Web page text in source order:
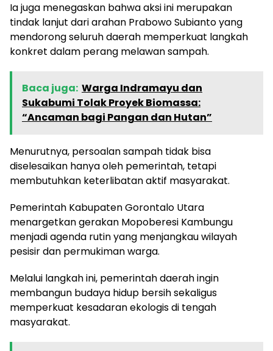
Ia juga menegaskan bahwa aksi ini merupakan
tindak lanjut dari arahan Prabowo Subianto yang
mendorong seluruh daerah memperkuat langkah
konkret dalam perang melawan sampah.
Baca juga: Warga Indramayu dan
Sukabumi Tolak Proyek Biomassa:
“Ancaman bagi Pangan dan Hutan”
Menurutnya, persoalan sampah tidak bisa
diselesaikan hanya oleh pemerintah, tetapi
membutuhkan keterlibatan aktif masyarakat.
Pemerintah Kabupaten Gorontalo Utara
menargetkan gerakan Mopoberesi Kambungu
menjadi agenda rutin yang menjangkau wilayah
pesisir dan permukiman warga.
Melalui langkah ini, pemerintah daerah ingin
membangun budaya hidup bersih sekaligus
memperkuat kesadaran ekologis di tengah
masyarakat.